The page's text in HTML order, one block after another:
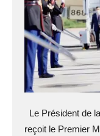
Le Président de
reçoit le Premier